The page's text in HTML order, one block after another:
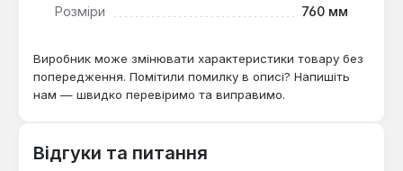
Розміри 760 мм
Виробник може змінювати характеристики товару без
попередження. Помітили помилку в описі? Напишіть
нам — швидко перевіримо та виправимо.
Відгуки та питання